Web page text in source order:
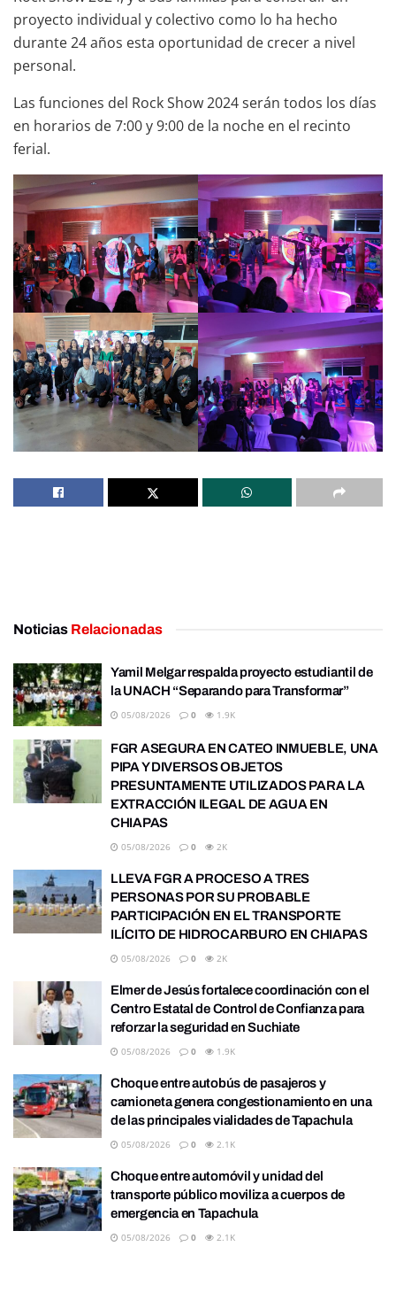
proyecto individual y colectivo como lo ha hecho
durante 24 años esta oportunidad de crecer a nivel
personal.
Las funciones del Rock Show 2024 serán todos los días
en horarios de 7:00 y 9:00 de la noche en el recinto
ferial.
Noticias Relacionadas
Yamil Melgar respalda proyecto estudiantil de
la UNACH “Separando para Transformar”
05/08/2026 0 1.9K
FGR ASEGURA EN CATEO INMUEBLE, UNA
PIPA Y DIVERSOS OBJETOS
PRESUNTAMENTE UTILIZADOS PARA LA
EXTRACCIÓN ILEGAL DE AGUA EN
CHIAPAS
05/08/2026 0 2K
LLEVA FGR A PROCESO A TRES
PERSONAS POR SU PROBABLE
PARTICIPACIÓN EN EL TRANSPORTE
ILÍCITO DE HIDROCARBURO EN CHIAPAS
05/08/2026 0 2K
Elmer de Jesús fortalece coordinación con el
Centro Estatal de Control de Confianza para
reforzar la seguridad en Suchiate
05/08/2026 0 1.9K
Choque entre autobús de pasajeros y
camioneta genera congestionamiento en una
de las principales vialidades de Tapachula
05/08/2026 0 2.1K
Choque entre automóvil y unidad del
transporte público moviliza a cuerpos de
emergencia en Tapachula
05/08/2026 0 2.1K